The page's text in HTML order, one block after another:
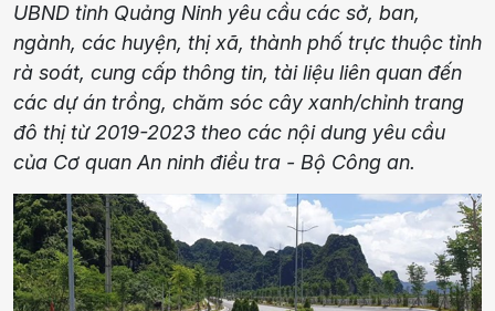
UBND tỉnh Quảng Ninh yêu cầu các sở, ban,
ngành, các huyện, thị xã, thành phố trực thuộc tỉnh
rà soát, cung cấp thông tin, tài liệu liên quan đến
các dự án trồng, chăm sóc cây xanh/chỉnh trang
đô thị từ 2019-2023 theo các nội dung yêu cầu
của Cơ quan An ninh điều tra - Bộ Công an.